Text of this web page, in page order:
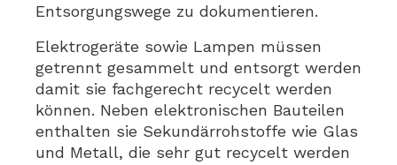
Entsorgungswege zu dokumentieren.
Elektrogeräte sowie Lampen müssen
getrennt gesammelt und entsorgt werden
damit sie fachgerecht recycelt werden
können. Neben elektronischen Bauteilen
enthalten sie Sekundärrohstoffe wie Glas
und Metall, die sehr gut recycelt werden